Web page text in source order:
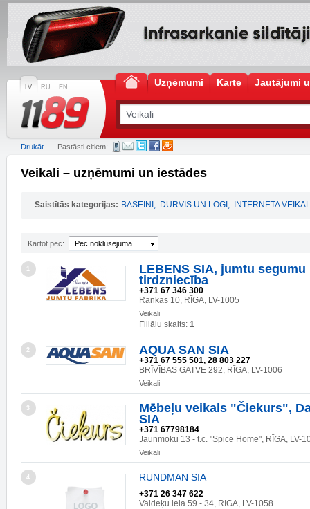
LV RU EN Uzņēmumi Karte Jautājumi
Drukāt Pastāsti citiem:
Veikali – uzņēmumi un iestādes
Saistītās kategorijas: BASEINI , DURVIS UN LOGI , INTERNETA
Kārtot pēc: Pēc noklusējuma
1
LEBENS SIA, jumtu
tirdzniecība
+371 67 346 300
Rankas 10, RĪGA, LV-1005
Veikali
Filiāļu skaits: 1
2 AQUA SAN SIA
+371 67 555 501, 28 803 227
BRĪVĪBAS GATVE 292, RĪGA, LV-1006
Veikali
3
Mēbeļu veikals "Čiekurs",
SIA
+371 67798184
Jaunmoku 13 - t.c. "Spice Home", RĪGA, LV-
Veikali
4 RUNDMAN SIA
+371 26 347 622
Valdeķu iela 59 - 34, RĪGA, LV-1058